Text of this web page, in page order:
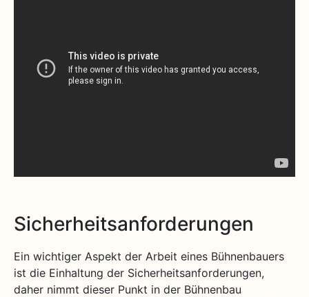
Sicherheitsanforderungen
Ein wichtiger Aspekt der Arbeit eines Bühnenbauers
ist die Einhaltung der Sicherheitsanforderungen,
daher nimmt dieser Punkt in der Bühnenbau